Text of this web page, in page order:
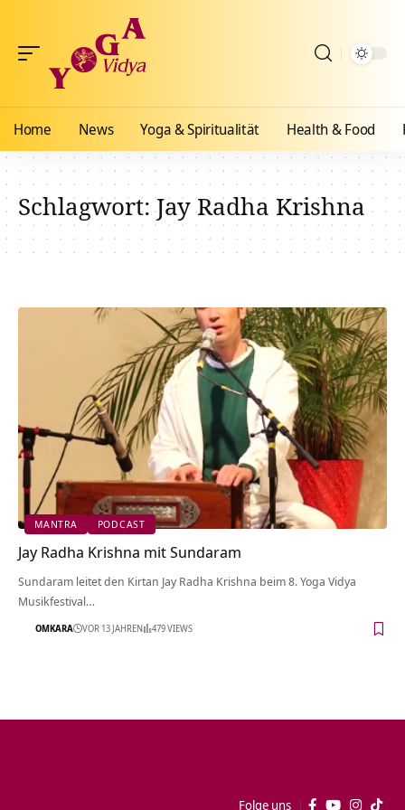
Home News Yoga & Spiritualität Health & Food
Schlagwort:Jay Radha Krishna
MANTRA PODCAST
Jay Radha Krishna mit Sundaram
Sundaram leitet den Kirtan Jay Radha Krishna beim 8. Yoga Vidya
Musikfestival…
OMKARA VOR 13 JAHREN 479 VIEWS
Folge uns